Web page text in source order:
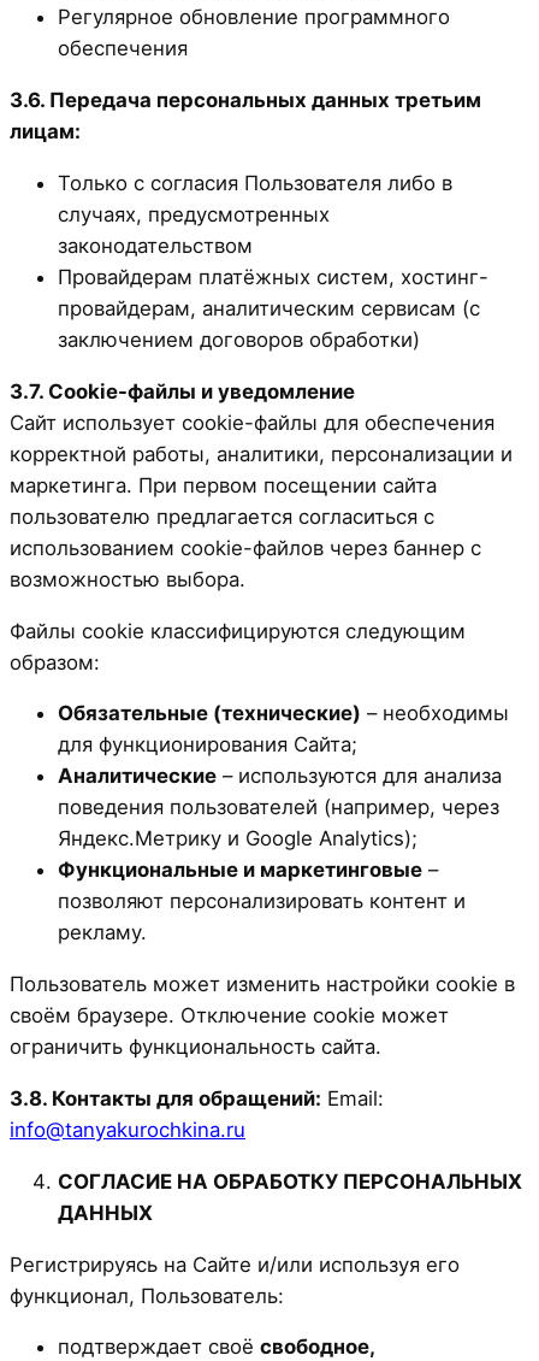
Регулярное обновление программного
обеспечения
3.6. Передача персональных данных третьим
лицам:
Только с согласия Пользователя либо в
случаях, предусмотренных
законодательством
Провайдерам платёжных систем, хостинг-
провайдерам, аналитическим сервисам (с
заключением договоров обработки)
3.7. Cookie-файлы и уведомление
Сайт использует cookie-файлы для обеспечения
корректной работы, аналитики, персонализации и
маркетинга. При первом посещении сайта
пользователю предлагается согласиться с
использованием cookie-файлов через баннер с
возможностью выбора.
Файлы cookie классифицируются следующим
образом:
Обязательные (технические) – необходимы
для функционирования Сайта;
Аналитические – используются для анализа
поведения пользователей (например, через
Яндекс.Метрику и Google Analytics);
Функциональные и маркетинговые –
позволяют персонализировать контент и
рекламу.
Пользователь может изменить настройки cookie в
своём браузере. Отключение cookie может
ограничить функциональность сайта.
3.8. Контакты для обращений: Email:
info@tanyakurochkina.ru
СОГЛАСИЕ НА ОБРАБОТКУ ПЕРСОНАЛЬНЫХ
ДАННЫХ
Регистрируясь на Сайте и/или используя его
функционал, Пользователь:
подтверждает своё свободное,